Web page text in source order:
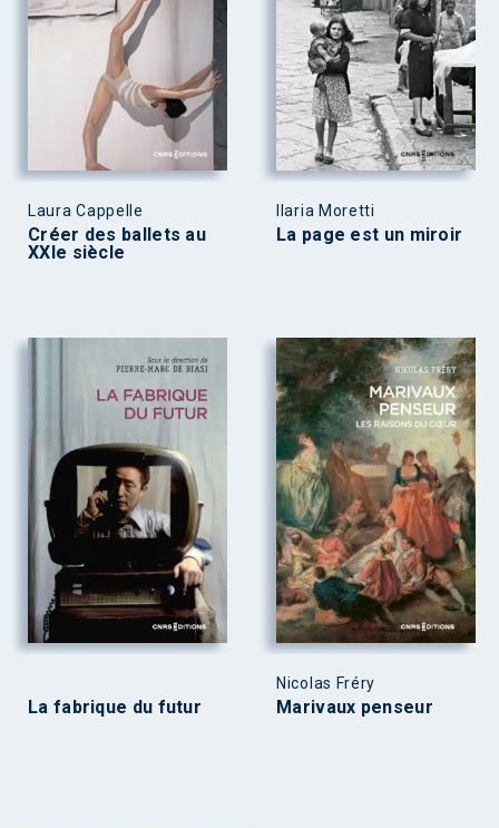
Laura Cappelle
Créer des ballets au
XXIe siècle
Ilaria Moretti
La page est un miroir
La fabrique du futur
Nicolas Fréry
Marivaux penseur